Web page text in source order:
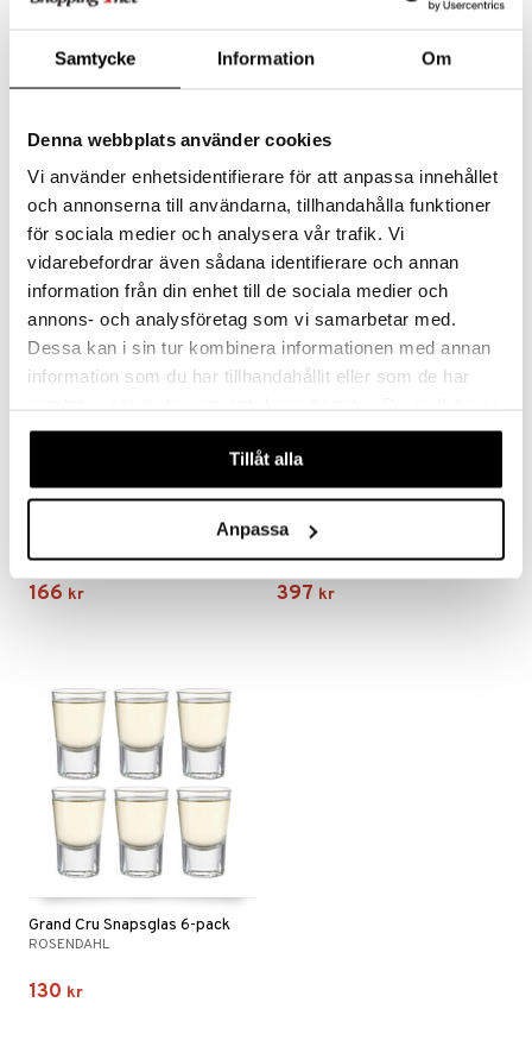
Samtycke Information Om
Denna webbplats använder cookies
Vi använder enhetsidentifierare för att anpassa innehållet
och annonserna till användarna, tillhandahålla funktioner
för sociala medier och analysera vår trafik. Vi
vidarebefordrar även sådana identifierare och annan
information från din enhet till de sociala medier och
annons- och analysföretag som vi samarbetar med.
Dessa kan i sin tur kombinera informationen med annan
information som du har tillhandahållit eller som de har
våra cookies vid fortsatt användande av vår webbplats.
Tillåt alla
Anpassa
Grand Cru Barsked
ROSENDAHL
158
ROSENDAHL
607
Grand Cru Longdrinkglas 4-pack
166 kr
Grand Cru Ölglas 6-pack
397 kr
Grand Cru Snapsglas 6-pack
ROSENDAHL
130 kr